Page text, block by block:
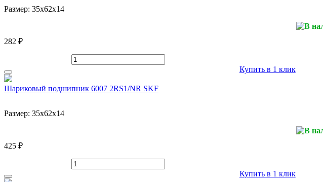
Размер: 35x62x14
282 ₽
Купить в 1 клик
Шариковый подшипник 6007 2RS1/NR SKF
Размер: 35x62x14
425 ₽
Купить в 1 клик